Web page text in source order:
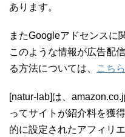
あります。
またGoogleアドセンスに
このような情報が広告配
る方法については、
こちら
[natur-lab]は、
ってサイトが紹介料を獲
的に設定されたアフィリ